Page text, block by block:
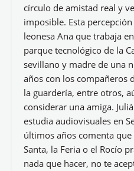
círculo de amistad real y
imposible. Esta
leonesa Ana que trabaja
parque tecnológico de la
sevillano y madre de una
años con los compañeros
la guardería, entre otros,
considerar una amiga.
estudia audiovisuales en
últimos años comenta que
Santa, la Feria o el Rocío
nada que hacer, no te